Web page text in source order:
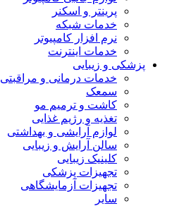
پرینتر و اسکنر
خدمات شبکه
نرم افزار کامپیوتر
خدمات اینترنت
پزشکی و زیبایی
خدمات درمانی و مراقبتی
سمعک
کاشت و ترمیم مو
تغذیه و رژیم غذایی
لوازم آرایشی و بهداشتی
سالن آرایش و زیبایی
کلینیک زیبایی
تجهیزات پزشکی
تجهیزات آزمایشگاهی
سایر